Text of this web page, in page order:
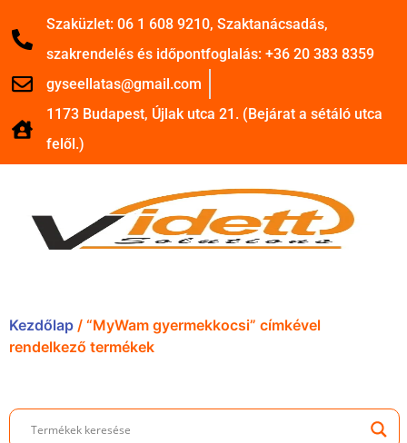
Szaküzlet: 06 1 608 9210, Szaktanácsadás,
szakrendelés és időpontfoglalás: +36 20 383 8359
gyseellatas@gmail.com
1173 Budapest, Újlak utca 21. (Bejárat a sétáló utca
felől.)
Kezdőlap / “MyWam gyermekkocsi” címkével
rendelkező termékek